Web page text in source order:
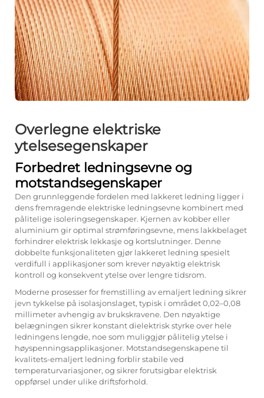
Overlegne elektriske
ytelsesegenskaper
Forbedret ledningsevne og
motstandsegenskaper
Den grunnleggende fordelen med lakkeret ledning ligger i
dens fremragende elektriske ledningsevne kombinert med
pålitelige isoleringsegenskaper. Kjernen av kobber eller
aluminium gir optimal strømføringsevne, mens lakkbelaget
forhindrer elektrisk lekkasje og kortslutninger. Denne
dobbelte funksjonaliteten gjør lakkeret ledning spesielt
verdifull i applikasjoner som krever nøyaktig elektrisk
kontroll og konsekvent ytelse over lengre tidsrom.
Moderne prosesser for fremstilling av emaljert ledning sikrer
jevn tykkelse på isolasjonslaget, typisk i området 0,02–0,08
millimeter avhengig av brukskravene. Den nøyaktige
belægningen sikrer konstant dielektrisk styrke over hele
ledningens lengde, noe som muliggjør pålitelig ytelse i
høyspenningsapplikasjoner. Motstandsegenskapene til
kvalitets-emaljert ledning forblir stabile ved
temperaturvariasjoner, og sikrer forutsigbar elektrisk
oppførsel under ulike driftsforhold.